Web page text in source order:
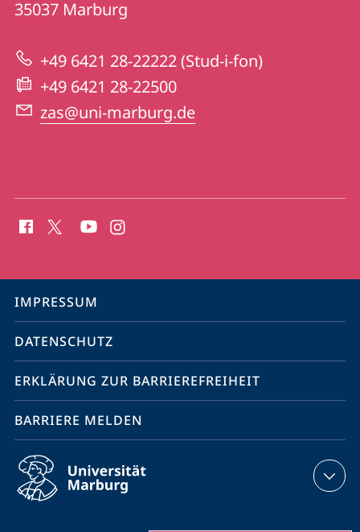
Informationen
zur
Website
Studium
35037 Marburg
+49 6421 28-22222 (Stud-i-fon)
+49 6421 28-22500
zas@uni-marburg.de
Media
Service-
Navigation
IMPRESSUM
DATENSCHUTZ
ERKLÄRUNG ZUR BARRIEREFREIHEIT
BARRIERE MELDEN